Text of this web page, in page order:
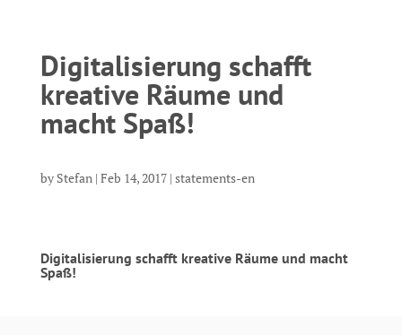
Digitalisierung schafft
kreative Räume und
macht Spaß!
by Stefan| Feb 14, 2017| statements-en
Digitalisierung schafft kreative Räume und macht
Spaß!